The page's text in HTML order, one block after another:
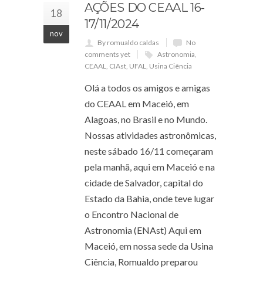
18
nov
AÇÕES DO CEAAL 16-
17/11/2024
By romualdo caldas
No
comments yet
Astronomia,
CEAAL, CIAst, UFAL, Usina Ciência
Olá a todos os amigos e amigas
do CEAAL em Maceió, em
Alagoas, no Brasil e no Mundo.
Nossas atividades astronômicas,
neste sábado 16/11 começaram
pela manhã, aqui em Maceió e na
cidade de Salvador, capital do
Estado da Bahia, onde teve lugar
o Encontro Nacional de
Astronomia (ENAst) Aqui em
Maceió, em nossa sede da Usina
Ciência, Romualdo preparou